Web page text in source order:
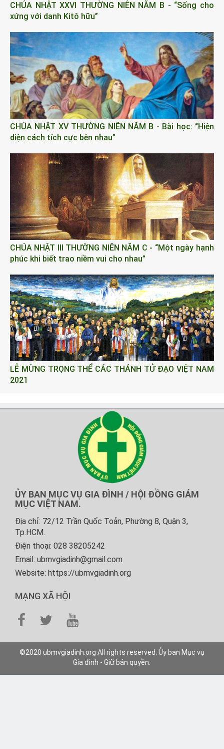
CHÚA NHẬT XXVI THƯỜNG NIÊN NĂM B - “Sống cho
xứng với danh Kitô hữu”
CHÚA NHẬT XV THƯỜNG NIÊN NĂM B - Bài học: “Hiện
diện cách tích cực bên nhau”
CHÚA NHẬT III THƯỜNG NIÊN NĂM C - “Một ngày hạnh
phúc khi biết trao niềm vui cho nhau”
LỄ MỪNG TRỌNG THỂ CÁC THÁNH TỬ ĐẠO VIỆT NAM
2021
ỦY BAN MỤC VỤ GIA ĐÌNH / HỘI ĐỒNG GIÁM
MỤC VIỆT NAM.
Địa chỉ: 72/12 Trần Quốc Toản, Phường 8, Quận 3,
Tp.HCM.
Điện thoại: 028 38205242
Email: ubmvgiadinh@gmail.com
Website: https://ubmvgiadinh.org
MẠNG XÃ HỘI
©2020 ubmvgiadinh.org All rights reserved. Ủy ban Mục vụ
Gia đình - Giữ bản quyền.